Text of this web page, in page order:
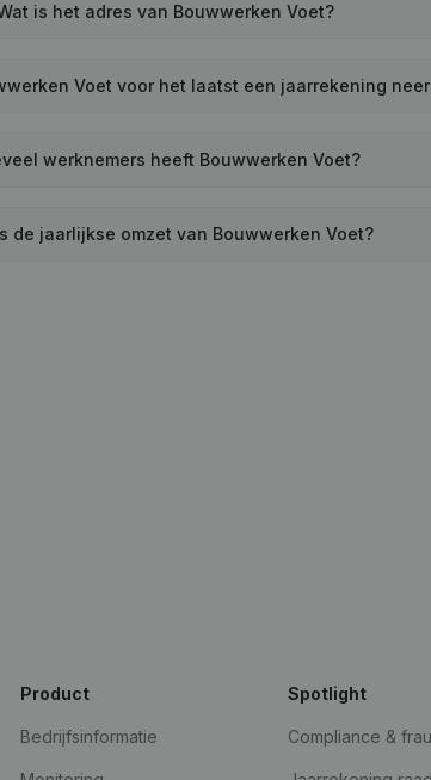
is het adres van Bouwwerken Voet?
Voet voor het laatst een jaarrekening
werknemers heeft Bouwwerken Voet?
de jaarlijkse omzet van Bouwwerken Voet?
Product
Bedrijfsinformatie
Spotlight
Compliance &